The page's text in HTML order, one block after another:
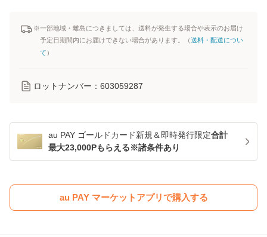
※一部地域・離島につきましては、送料が発生する場合や表示のお届け
予定日期間内にお届けできない場合があります。（送料・配送につい
て ）
ロットナンバー： 603059287
au PAY ゴールドカード新規＆即時発行限定合計
最大23,000Pもらえる※諸条件あり
au PAY マーケットアプリで購入する